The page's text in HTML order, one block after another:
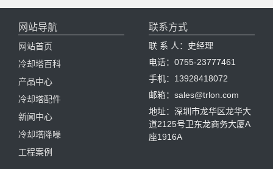
网站导航
网站首页
冷却塔百科
产品中心
冷却塔配件
新闻中心
冷却塔降噪
工程案例
联系方式
联 系 人：史经理
电话：0755-23777461
手机：13928418072
邮箱：sales@trlon.com
地址：深圳市龙华区龙华大
道2125号卫东龙商务大厦A
座1916A